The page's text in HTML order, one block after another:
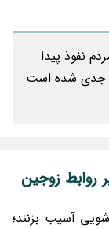
نفوذ پیدا
جدی شده است
روابط زوجین
آسیب بزنند؛